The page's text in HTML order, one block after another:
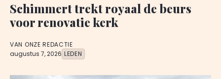
Schimmert trekt royaal de beurs
voor renovatie kerk
VAN ONZE REDACTIE
augustus 7, 2026 LEDEN